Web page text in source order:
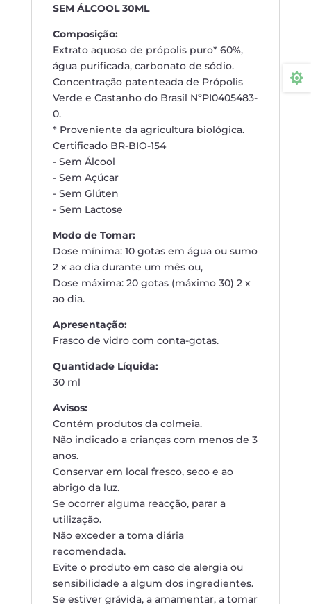
SEM ÁLCOOL 30ML
Composição:
Extrato aquoso de própolis puro* 60%,
água purificada, carbonato de sódio.
Concentração patenteada de Própolis
Verde e Castanho do Brasil NºPI0405483-
0.
* Proveniente da agricultura biológica.
Certificado BR-BIO-154
- Sem Álcool
- Sem Açúcar
- Sem Glúten
- Sem Lactose
Modo de Tomar:
Dose mínima: 10 gotas em água ou sumo
2 x ao dia durante um mês ou,
Dose máxima: 20 gotas (máximo 30) 2 x
ao dia.
Apresentação:
Frasco de vidro com conta-gotas.
Quantidade Líquida:
30 ml
Avisos:
Contém produtos da colmeia.
Não indicado a crianças com menos de 3
anos.
Conservar em local fresco, seco e ao
abrigo da luz.
Se ocorrer alguma reacção, parar a
utilização.
Não exceder a toma diária
recomendada.
Evite o produto em caso de alergia ou
sensibilidade a algum dos ingredientes.
Se estiver grávida, a amamentar, a tomar
